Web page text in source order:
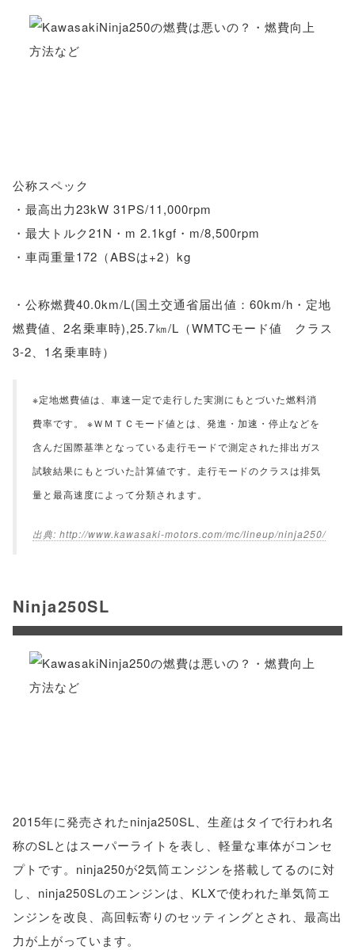
公称スペック
・最高出力23kW 31PS/11,000rpm
・最大トルク21N・m 2.1kgf・m/8,500rpm
・車両重量172（ABSは+2）kg
・公称燃費40.0km/L(国土交通省届出値：60km/h・定地
燃費値、2名乗車時),25.7㎞/L（WMTCモード値 クラス
3-2、1名乗車時）
※定地燃費値は、車速一定で走行した実測にもとづいた燃料消
費率です。 ※ＷＭＴＣモード値とは、発進・加速・停止などを
含んだ国際基準となっている走行モードで測定された排出ガス
試験結果にもとづいた計算値です。走行モードのクラスは排気
量と最高速度によって分類されます。
http://www.kawasaki-motors.com/mc/lineup/ninja250/
Ninja250SL
2015年に発売されたninja250SL、生産はタイで行われ名
称のSLとはスーパーライトを表し、軽量な車体がコンセ
プトです。ninja250が2気筒エンジンを搭載してるのに対
し、ninja250SLのエンジンは、KLXで使われた単気筒エ
ンジンを改良、高回転寄りのセッティングとされ、最高出
力が上がっています。